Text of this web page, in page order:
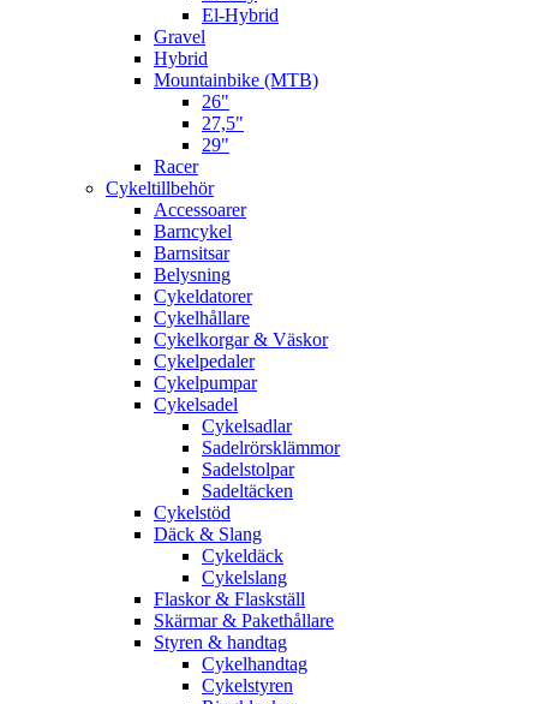
El-Hybrid
Gravel
Hybrid
Mountainbike (MTB)
26"
27,5"
29"
Racer
Cykeltillbehör
Accessoarer
Barncykel
Barnsitsar
Belysning
Cykeldatorer
Cykelhållare
Cykelkorgar & Väskor
Cykelpedaler
Cykelpumpar
Cykelsadel
Cykelsadlar
Sadelrörsklämmor
Sadelstolpar
Sadeltäcken
Cykelstöd
Däck & Slang
Cykeldäck
Cykelslang
Flaskor & Flaskställ
Skärmar & Pakethållare
Styren & handtag
Cykelhandtag
Cykelstyren